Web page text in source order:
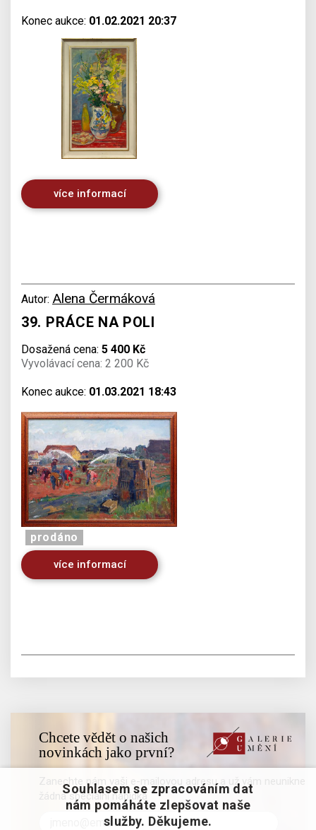
Konec aukce: 01.02.2021 20:37
více informací
Autor: Alena Čermáková
39. PRÁCE NA POLI
Dosažená cena: 5 400 Kč
Vyvolávací cena: 2 200 Kč
Konec aukce: 01.03.2021 18:43
prodáno
více informací
Chcete vědět o našich
novinkách jako první?
Zanechte nám vaši e-mailovou adresu a už vám neunikne
žádná speciální nabídka
Souhlasem se zpracováním dat
nám pomáháte zlepšovat naše
služby. Děkujeme.